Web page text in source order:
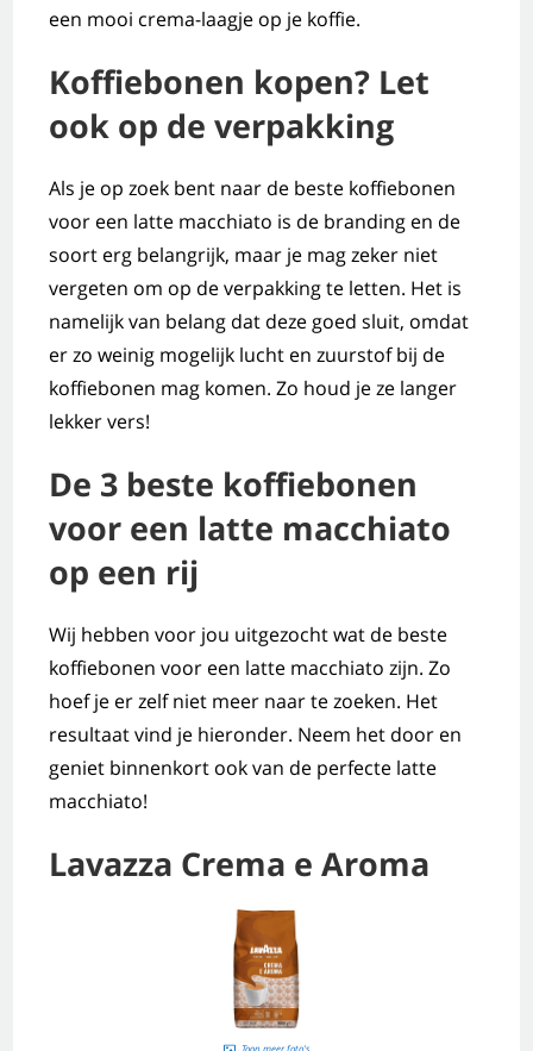
een mooi crema-laagje op je koffie.
Koffiebonen kopen? Let
ook op de verpakking
Als je op zoek bent naar de beste koffiebonen
voor een latte macchiato is de branding en de
soort erg belangrijk, maar je mag zeker niet
vergeten om op de verpakking te letten. Het is
namelijk van belang dat deze goed sluit, omdat
er zo weinig mogelijk lucht en zuurstof bij de
koffiebonen mag komen. Zo houd je ze langer
lekker vers!
De 3 beste koffiebonen
voor een latte macchiato
op een rij
Wij hebben voor jou uitgezocht wat de beste
koffiebonen voor een latte macchiato zijn. Zo
hoef je er zelf niet meer naar te zoeken. Het
resultaat vind je hieronder. Neem het door en
geniet binnenkort ook van de perfecte latte
macchiato!
Lavazza Crema e Aroma
Toon meer foto's